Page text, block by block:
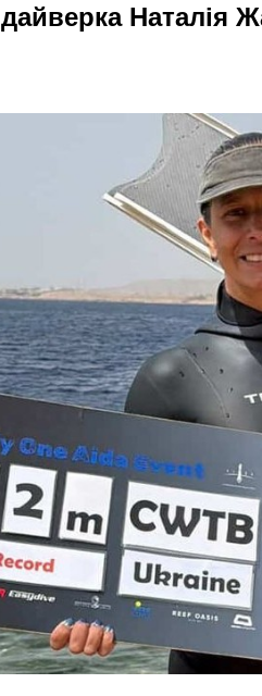
Наталія